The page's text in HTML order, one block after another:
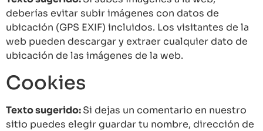
deberías evitar subir imágenes con datos de
ubicación (GPS EXIF) incluidos. Los visitantes de la
web pueden descargar y extraer cualquier dato de
ubicación de las imágenes de la web.
Cookies
Texto sugerido:Si dejas un comentario en nuestro
sitio puedes elegir guardar tu nombre, dirección de